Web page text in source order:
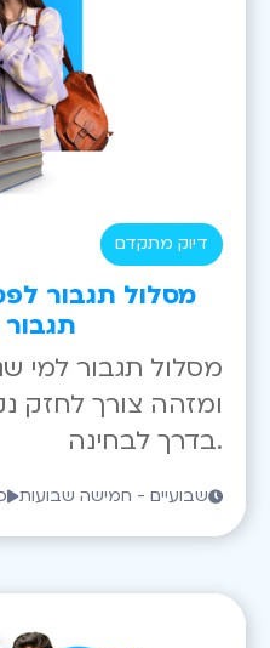
דיוק מתקדם
מסלול תגבור
מסלול תגבור למי
ומזהה צורך לחזק
בדרך לבחינה.
שבועיים - חמישה שבועות